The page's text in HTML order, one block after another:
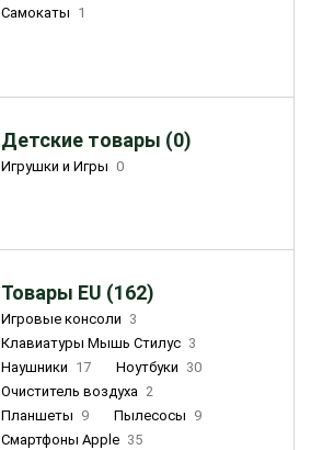
Самокаты 1
Детские товары (0)
Игрушки и Игры 0
Товары EU (162)
Игровые консоли 3
Клавиатуры Мышь Стилус 3
Наушники 17 Ноутбуки 30
Очиститель воздуха 2
Планшеты 9 Пылесосы 9
Смартфоны Apple 35